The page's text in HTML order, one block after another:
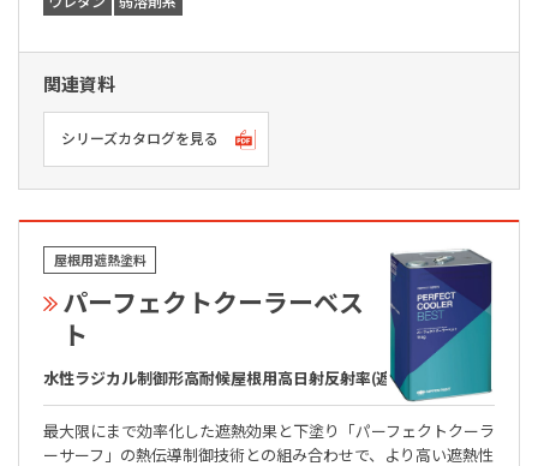
関連資料
シリーズカタログを見る
屋根用遮熱塗料
パーフェクトクーラーベス
ト
水性ラジカル制御形高耐候屋根用高日射反射率(遮熱)塗料
最大限にまで効率化した遮熱効果と下塗り「パーフェクトクーラ
ーサーフ」の熱伝導制御技術との組み合わせで、より高い遮熱性